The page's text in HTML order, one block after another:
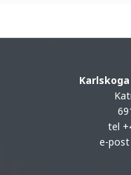
tel
e-post